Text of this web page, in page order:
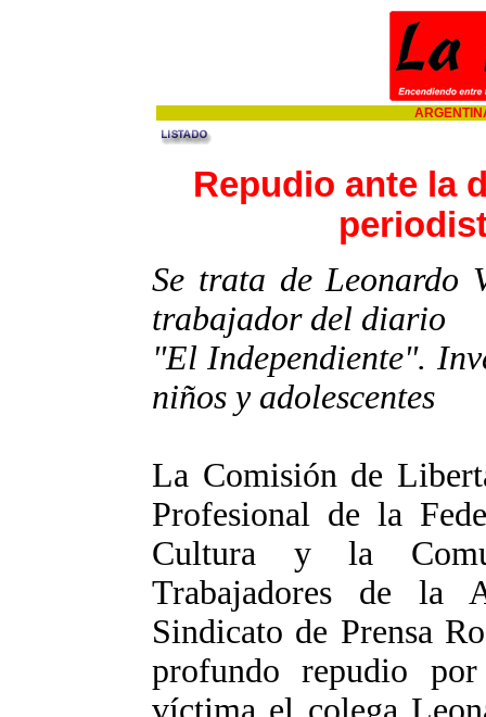
Repudio ante la
Se trata de Leonardo
trabajador del diario
"El Independiente".
niños y adolescentes
La Comisión de
Profesional de la
Cultura y la
Trabajadores de la
Sindicato de Prensa
profundo repudio